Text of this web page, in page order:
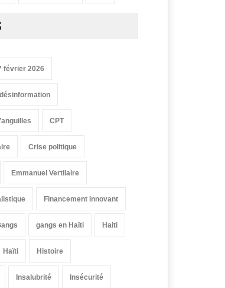
février 2026
CPT
Crise politique
Emmanuel Vertilaire
Financement innovant
gangs en Haïti Haiti
Haïti Histoire
Insalubrité Insécurité